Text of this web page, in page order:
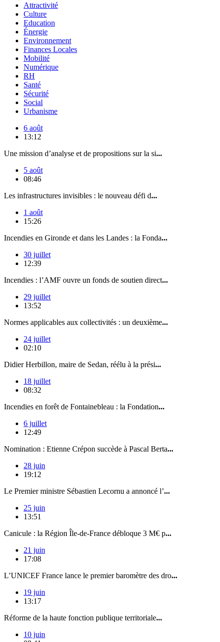
Attractivité
Culture
Education
Énergie
Environnement
Finances Locales
Mobilité
Numérique
RH
Santé
Sécurité
Social
Urbanisme
6 août
13:12
Une mission d’analyse et de propositions sur la si...
5 août
08:46
Les infrastructures invisibles : le nouveau défi d...
1 août
15:26
Incendies en Gironde et dans les Landes : la Fonda...
30 juillet
12:39
Incendies : l’AMF ouvre un fonds de soutien direct...
29 juillet
13:52
Normes applicables aux collectivités : un deuxième...
24 juillet
02:10
Didier Herbillon, maire de Sedan, réélu à la prési...
18 juillet
08:32
Incendies en forêt de Fontainebleau : la Fondation...
6 juillet
12:49
Nomination : Etienne Crépon succède à Pascal Berta...
28 juin
19:12
Le Premier ministre Sébastien Lecornu a annoncé l’...
25 juin
13:51
Canicule : la Région Île-de-France débloque 3 M€ p...
21 juin
17:08
L’UNICEF France lance le premier baromètre des dro...
19 juin
13:17
Réforme de la haute fonction publique territoriale...
10 juin